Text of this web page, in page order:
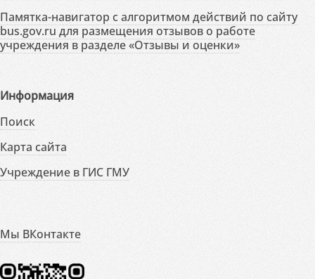
Памятка-навигатор с алгоритмом действий по сайту
bus.gov.ru для размещения отзывов о работе
учреждения в разделе «Отзывы и оценки»
Информация
Поиск
Карта сайта
Учреждение в ГИС ГМУ
Мы ВКонтакте